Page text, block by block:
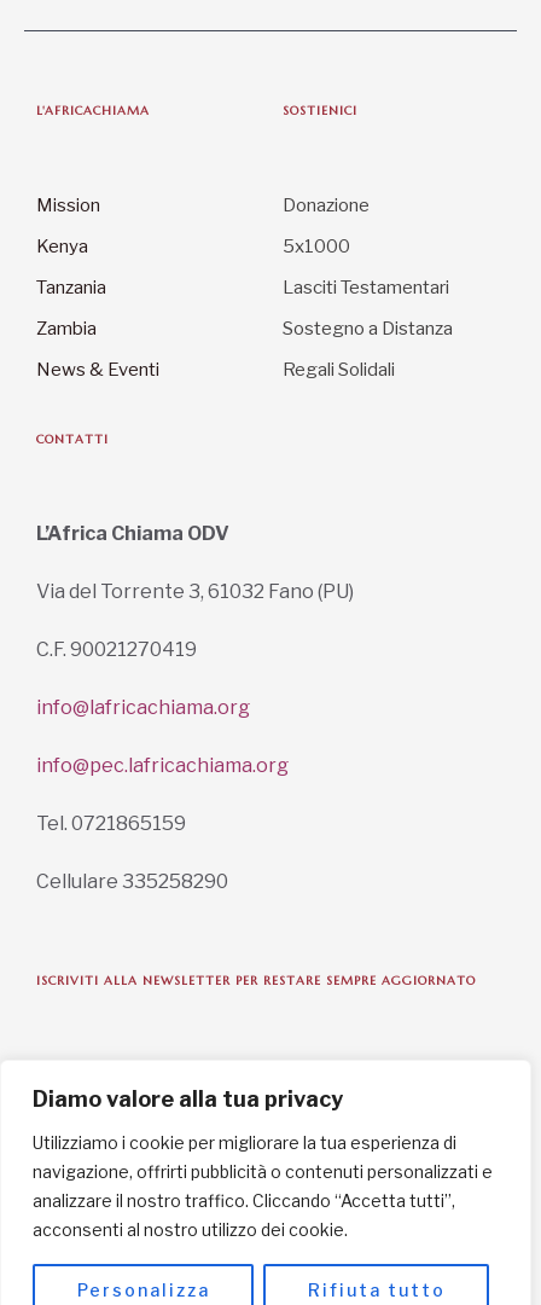
Diamo valore alla tua privacy
Utilizziamo i cookie per migliorare la tua esperienza di
navigazione, offrirti pubblicità o contenuti personalizzati e
analizzare il nostro traffico. Cliccando “Accetta tutti”,
acconsenti al nostro utilizzo dei cookie.
Personalizza Rifiuta tutto
L'AFRICACHIAMA
Mission
Kenya
Tanzania
Zambia
News & Eventi
SOSTIENICI
Donazione
5x1000
Lasciti Testamentari
Sostegno a Distanza
Regali Solidali
CONTATTI
L’Africa Chiama ODV
Via del Torrente 3, 61032 Fano (PU)
C.F. 90021270419
info@lafricachiama.org
info@pec.lafricachiama.org
Tel. 0721865159
Cellulare 335258290
ISCRIVITI ALLA NEWSLETTER PER RESTARE SEMPRE AGGIORNATO
ISCRIVITI ORA
INFORMAZIONI SULLA PRIVACY
English / USD
© Copyright 2025 L'Africa Chiama ODV All rights reserved